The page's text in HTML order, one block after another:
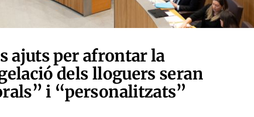
ajuts per afrontar la
dels lloguers seran
i “personalitzats”